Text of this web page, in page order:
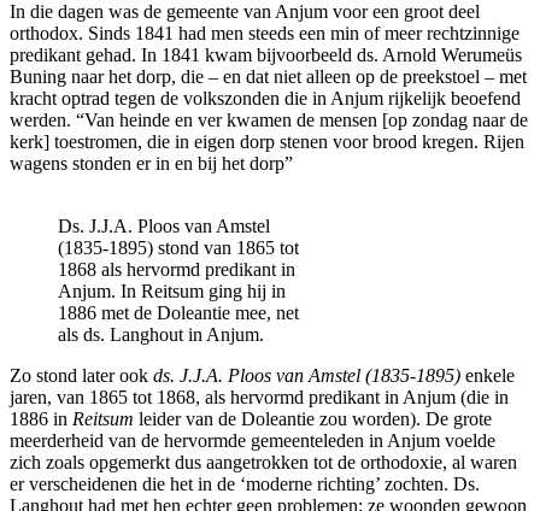
In die dagen was de gemeente van Anjum voor een groot deel
orthodox. Sinds 1841 had men steeds een min of meer rechtzinnige
predikant gehad. In 1841 kwam bijvoorbeeld ds. Arnold Werumeüs
Buning naar het dorp, die – en dat niet alleen op de preekstoel – met
kracht optrad tegen de volkszonden die in Anjum rijkelijk beoefend
werden. “Van heinde en ver kwamen de mensen [op zondag naar de
kerk] toestromen, die in eigen dorp stenen voor brood kregen. Rijen
wagens stonden er in en bij het dorp”
Ds. J.J.A. Ploos van Amstel
(1835-1895) stond van 1865 tot
1868 als hervormd predikant in
Anjum. In Reitsum ging hij in
1886 met de Doleantie mee, net
als ds. Langhout in Anjum.
Zo stond later ook ds. J.J.A. Ploos van Amstel (1835-1895) enkele
jaren, van 1865 tot 1868, als hervormd predikant in Anjum (die in
1886 in Reitsum leider van de Doleantie zou worden). De grote
meerderheid van de hervormde gemeenteleden in Anjum voelde
zich zoals opgemerkt dus aangetrokken tot de orthodoxie, al waren
er verscheidenen die het in de ‘moderne richting’ zochten. Ds.
Langhout had met hen echter geen problemen; ze woonden gewoon